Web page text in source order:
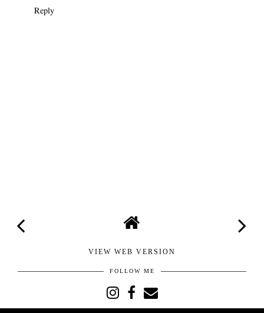
Reply
VIEW WEB VERSION
FOLLOW ME